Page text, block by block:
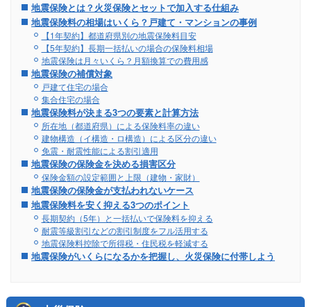
地震保険とは？火災保険とセットで加入する仕組み
地震保険料の相場はいくら？戸建て・マンションの事例
【1年契約】都道府県別の地震保険料目安
【5年契約】長期一括払いの場合の保険料相場
地震保険は月々いくら？月額換算での費用感
地震保険の補償対象
戸建て住宅の場合
集合住宅の場合
地震保険料が決まる3つの要素と計算方法
所在地（都道府県）による保険料率の違い
建物構造（イ構造・ロ構造）による区分の違い
免震・耐震性能による割引適用
地震保険の保険金を決める損害区分
保険金額の設定範囲と上限（建物・家財）
地震保険の保険金が支払われないケース
地震保険料を安く抑える3つのポイント
長期契約（5年）と一括払いで保険料を抑える
耐震等級割引などの割引制度をフル活用する
地震保険料控除で所得税・住民税を軽減する
地震保険がいくらになるかを把握し、火災保険に付帯しよう